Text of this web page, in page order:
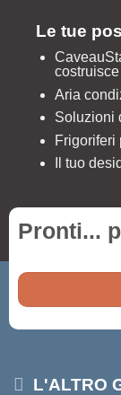
Le tue
Aria
Soluzioni
Frigoriferi
Il tuo
Pronti...
L'ALTRO